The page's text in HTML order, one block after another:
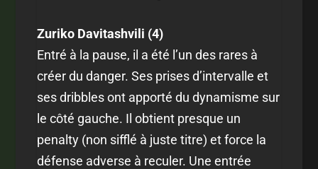
Zuriko Davitashvili (4)
Entré à la pause, il a été l’un des rares à
créer du danger. Ses prises d’intervalle et
ses dribbles ont apporté du dynamisme sur
le côté gauche. Il obtient presque un
penalty (non sifflé à juste titre) et force la
défense adverse à reculer. Une entrée